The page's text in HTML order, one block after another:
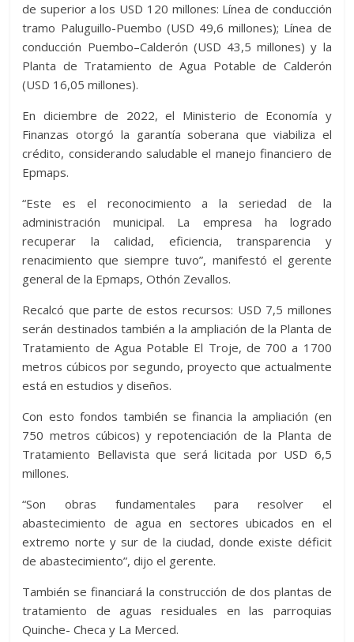
de superior a los USD 120 millones: Línea de conducción
tramo Paluguillo-Puembo (USD 49,6 millones); Línea de
conducción Puembo–Calderón (USD 43,5 millones) y la
Planta de Tratamiento de Agua Potable de Calderón
(USD 16,05 millones).
En diciembre de 2022, el Ministerio de Economía y
Finanzas otorgó la garantía soberana que viabiliza el
crédito, considerando saludable el manejo financiero de
Epmaps.
“Este es el reconocimiento a la seriedad de la
administración municipal. La empresa ha logrado
recuperar la calidad, eficiencia, transparencia y
renacimiento que siempre tuvo”, manifestó el gerente
general de la Epmaps, Othón Zevallos.
Recalcó que parte de estos recursos: USD 7,5 millones
serán destinados también a la ampliación de la Planta de
Tratamiento de Agua Potable El Troje, de 700 a 1700
metros cúbicos por segundo, proyecto que actualmente
está en estudios y diseños.
Con esto fondos también se financia la ampliación (en
750 metros cúbicos) y repotenciación de la Planta de
Tratamiento Bellavista que será licitada por USD 6,5
millones.
“Son obras fundamentales para resolver el
abastecimiento de agua en sectores ubicados en el
extremo norte y sur de la ciudad, donde existe déficit
de abastecimiento”, dijo el gerente.
También se financiará la construcción de dos plantas de
tratamiento de aguas residuales en las parroquias
Quinche- Checa y La Merced.